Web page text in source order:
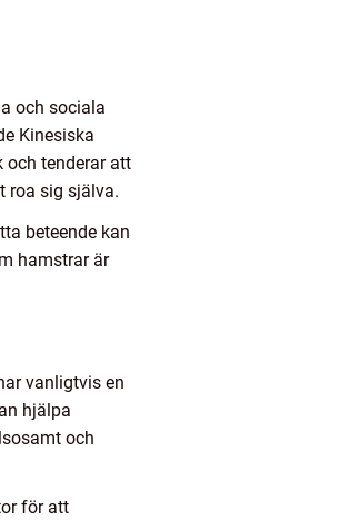
och sociala
Kinesiska
och tenderar att
roa sig själva.
beteende kan
hamstrar är
vanligtvis en
hjälpa
och
för att